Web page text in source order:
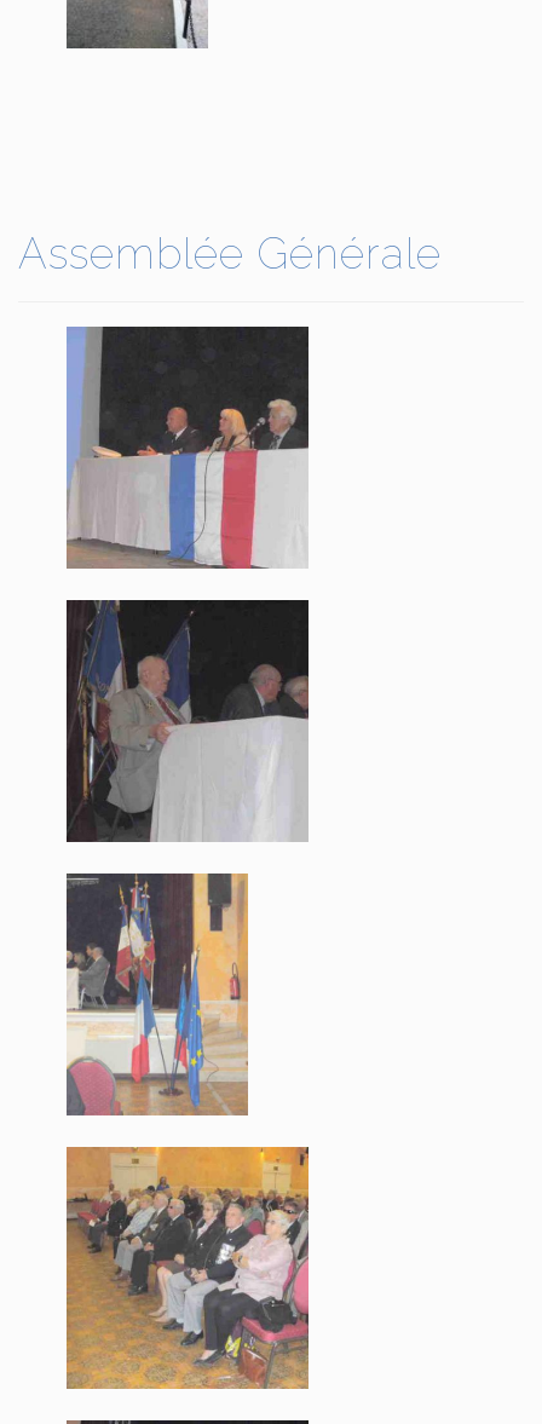
Assemblée Générale